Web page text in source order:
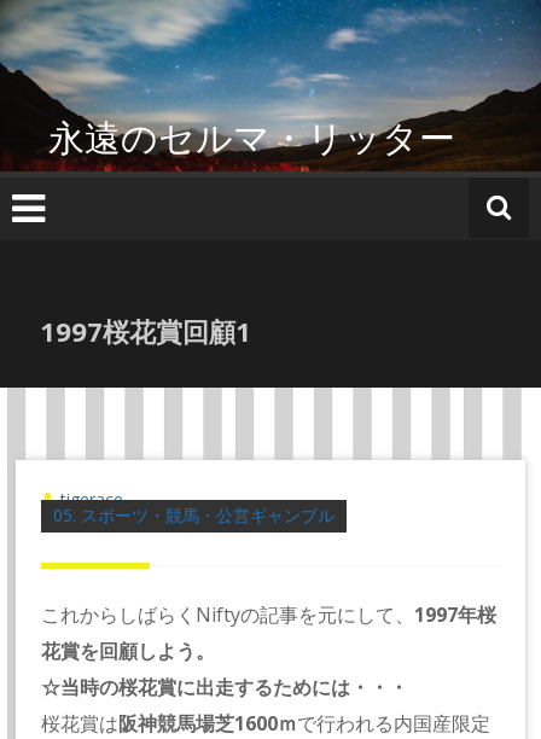
コ
ン
テ
へ
ス
キ
永遠のセルマ・リッター
1997桜花賞回顧1
05. スポーツ・競馬・公営ギャンブル
tigerace
これからしばらくNiftyの記事を元にして、 1997年桜
花賞を回顧しよう。
☆当時の桜花賞に出走するためには・・・
桜花賞は阪神競馬場芝1600ｍで行われる内国産限定